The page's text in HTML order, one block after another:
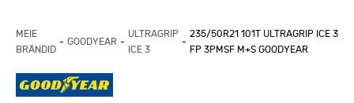
MEIE
BRÄNDID
GOODYEAR
ULTRAGRIP
ICE 3
235/50R21 101T ULTRAGRIP ICE 3
FP 3PMSF M+S GOODYEAR